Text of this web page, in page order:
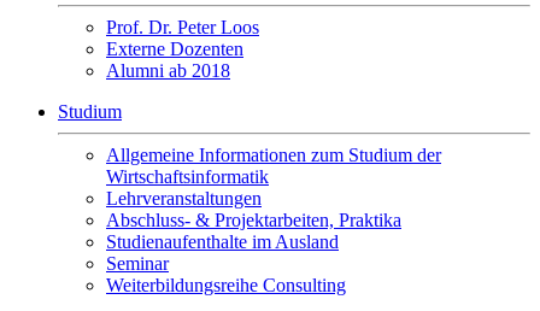
Prof. Dr. Peter Loos
Externe Dozenten
Alumni ab 2018
Studium
Allgemeine Informationen zum Studium der
Wirtschaftsinformatik
Lehrveranstaltungen
Abschluss- & Projektarbeiten, Praktika
Studienaufenthalte im Ausland
Seminar
Weiterbildungsreihe Consulting